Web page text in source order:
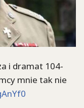
i dramat 104-
mnie tak nie